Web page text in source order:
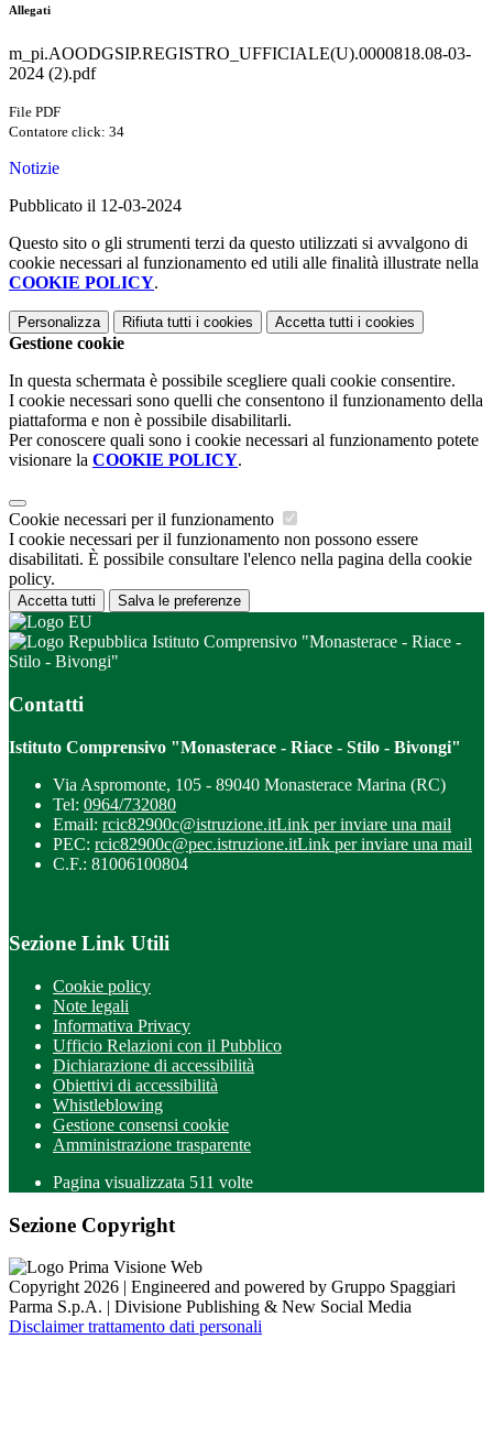
Allegati
m_pi.AOODGSIP.REGISTRO_UFFICIALE(U).0000818.08-03-
2024 (2).pdf
File PDF
Contatore click: 34
Notizie
Pubblicato il 12-03-2024
Questo sito o gli strumenti terzi da questo utilizzati si avvalgono di
cookie necessari al funzionamento ed utili alle finalità illustrate nella
COOKIE POLICY.
Personalizza Rifiuta tutti i cookies Accetta tutti i cookies
Gestione cookie
In questa schermata è possibile scegliere quali cookie consentire.
I cookie necessari sono quelli che consentono il funzionamento della
piattaforma e non è possibile disabilitarli.
Per conoscere quali sono i cookie necessari al funzionamento potete
visionare la COOKIE POLICY.
Cookie necessari per il funzionamento
I cookie necessari per il funzionamento non possono essere
disabilitati. È possibile consultare l'elenco nella pagina della cookie
policy.
Accetta tutti Salva le preferenze
Istituto Comprensivo "Monasterace - Riace -
Stilo - Bivongi"
Contatti
Istituto Comprensivo "Monasterace - Riace - Stilo - Bivongi"
Via Aspromonte, 105 - 89040 Monasterace Marina (RC)
Tel: 0964/732080
Email: rcic82900c@istruzione.itLink per inviare una mail
PEC: rcic82900c@pec.istruzione.itLink per inviare una mail
C.F.: 81006100804
Sezione Link Utili
Cookie policy
Note legali
Informativa Privacy
Ufficio Relazioni con il Pubblico
Dichiarazione di accessibilità
Obiettivi di accessibilità
Whistleblowing
Gestione consensi cookie
Amministrazione trasparente
Pagina visualizzata 511 volte
Sezione Copyright
Copyright 2026 | Engineered and powered by Gruppo Spaggiari
Parma S.p.A. | Divisione Publishing & New Social Media
Disclaimer trattamento dati personali